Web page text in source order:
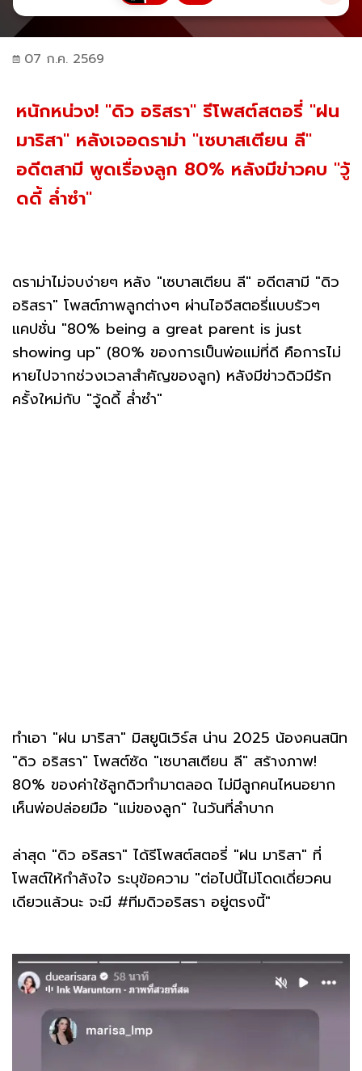
07 ก.ค. 2569
หนักหน่วง! "ดิว อริสรา" รีโพสต์สตอรี่ "ฝน
มาริสา" หลังเจอดราม่า "เซบาสเตียน ลี"
อดีตสามี พูดเรื่องลูก 80% หลังมีข่าวคบ "วู้
ดดี้ ล่ำซำ"
ดราม่าไม่จบง่ายๆ หลัง "เซบาสเตียน ลี" อดีตสามี "ดิว
อริสรา" โพสต์ภาพลูกต่างๆ ผ่านไอจีสตอรี่แบบรัวๆ
แคปชั่น "80% being a great parent is just
showing up" (80% ของการเป็นพ่อแม่ที่ดี คือการไม่
หายไปจากช่วงเวลาสำคัญของลูก) หลังมีข่าวดิวมีรัก
ครั้งใหม่กับ "วู้ดดี้ ล่ำซำ"
ทำเอา "ฝน มาริสา" มิสยูนิเวิร์ส น่าน 2025 น้องคนสนิท
"ดิว อริสรา" โพสต์ซัด "เซบาสเตียน ลี" สร้างภาพ!
80% ของค่าใช้ลูกดิวทำมาตลอด ไม่มีลูกคนไหนอยาก
เห็นพ่อปล่อยมือ "แม่ของลูก" ในวันที่ลำบาก
ล่าสุด "ดิว อริสรา" ได้รีโพสต์สตอรี่ "ฝน มาริสา" ที่
โพสต์ให้กำลังใจ ระบุข้อความ "ต่อไปนี้ไม่โดดเดี่ยวคน
เดียวแล้วนะ จะมี #ทีมดิวอริสรา อยู่ตรงนี้"